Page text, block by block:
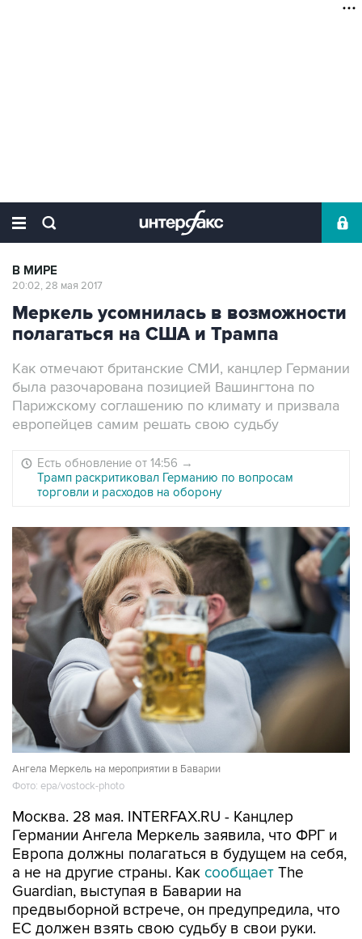
В МИРЕ
20:02, 28 мая 2017
Меркель усомнилась в возможности
полагаться на США и Трампа
Как отмечают британские СМИ, канцлер Германии
была разочарована позицией Вашингтона по
Парижскому соглашению по климату и призвала
европейцев самим решать свою судьбу
Есть обновление от 14:56 →
Трамп раскритиковал Германию по вопросам
торговли и расходов на оборону
Ангела Меркель на мероприятии в Баварии
Фото: epa/vostock-photo
Москва. 28 мая. INTERFAX.RU - Канцлер
Германии Ангела Меркель заявила, что ФРГ и
Европа должны полагаться в будущем на себя,
а не на другие страны. Как сообщает The
Guardian, выступая в Баварии на
предвыборной встрече, он предупредила, что
ЕС должен взять свою судьбу в свои руки.